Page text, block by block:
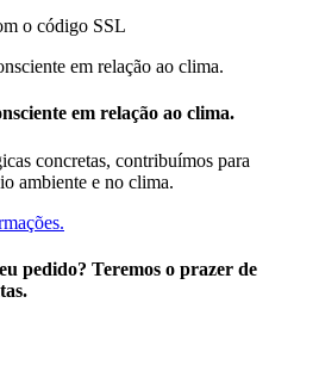
o código SSL
em relação ao clima.
concretas, contribuímos para
ambiente e no clima.
pedido? Teremos o prazer de